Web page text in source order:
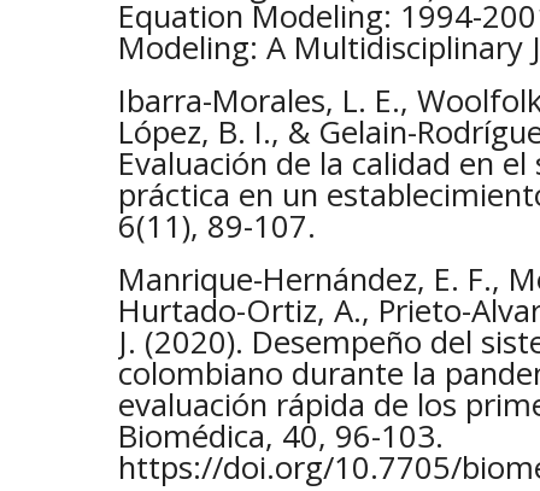
Equation Modeling: 1994-
Modeling: A Multidisciplinary
Ibarra-Morales, L. E.,
López, B. I., & Gelain-
Evaluación de la calidad en
práctica en un
6(11), 89-107.
Manrique-Hernández, E. F.,
Hurtado-Ortiz, A., Prieto-
J. (2020). Desempeño del
colombiano durante la
evaluación rápida de los
Biomédica, 40, 96-103.
https://doi.org/10.7705/